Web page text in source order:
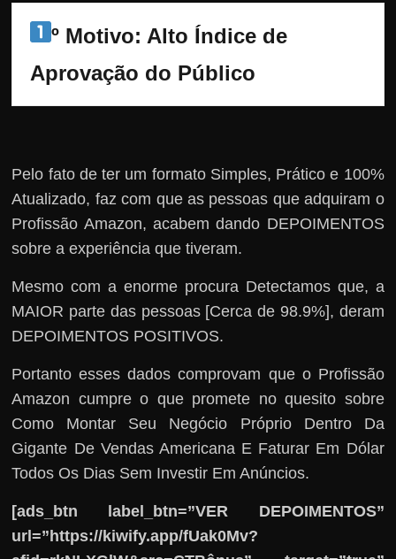
º Motivo: Alto Índice de
Aprovação do Público
Pelo fato de ter um formato Simples, Prático e 100%
Atualizado, faz com que as pessoas que adquiram o
Profissão Amazon, acabem dando DEPOIMENTOS
sobre a experiência que tiveram.
Mesmo com a enorme procura Detectamos que, a
MAIOR parte das pessoas [Cerca de 98.9%], deram
DEPOIMENTOS POSITIVOS.
Portanto esses dados comprovam que o Profissão
Amazon cumpre o que promete no quesito sobre
Como Montar Seu Negócio Próprio Dentro Da
Gigante De Vendas Americana E Faturar Em Dólar
Todos Os Dias Sem Investir Em Anúncios.
[ads_btn label_btn=”VER DEPOIMENTOS”
url=”https://kiwify.app/fUak0Mv?